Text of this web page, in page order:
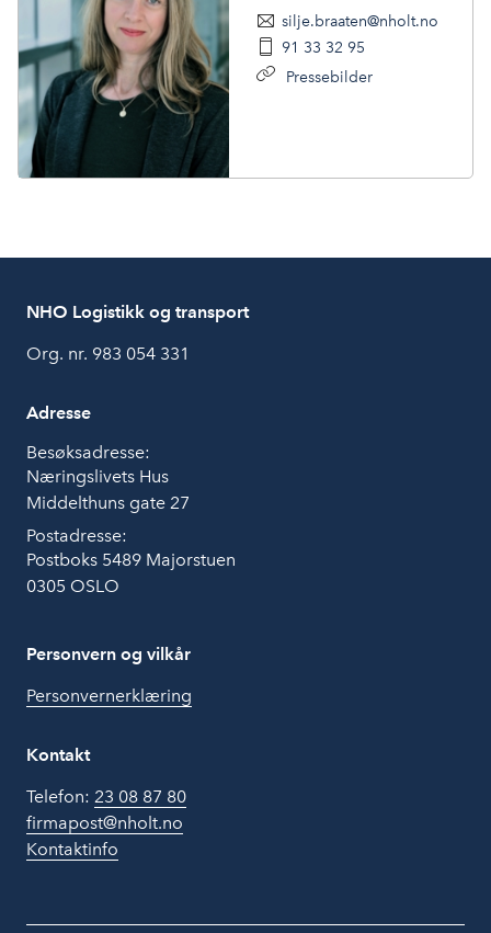
silje.braaten@nholt.no
91 33 32 95
Pressebilder
NHO Logistikk og transport
Org. nr. 983 054 331
Adresse
Besøksadresse:
Næringslivets Hus
Middelthuns gate 27
Postadresse:
Postboks 5489 Majorstuen
0305 OSLO
Personvern og vilkår
Personvernerklæring
Kontakt
Telefon: 23 08 87 80
firmapost@nholt.no
Kontaktinfo